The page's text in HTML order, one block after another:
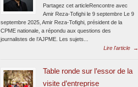
Partagez cet articleRencontre avec
Amir Reza-Tofighi le 9 septembre Le 9
septembre 2025, Amir Reza-Tofighi, président de la
CPME nationale, a répondu aux questions des
journalistes de l’AJPME. Les sujets...
Lire l'article
→
Table ronde sur l’essor de la
visite d’entreprise